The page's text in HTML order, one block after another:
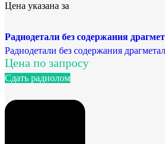
Цена указана за
Радиодетали без содержания
Радиодетали без содержания
Цена по запросу
Сдать радиолом